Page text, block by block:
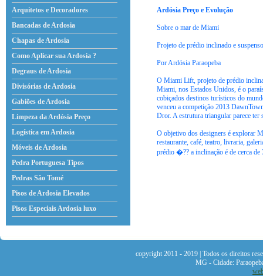
Arquitetos e Decoradores
Bancadas de Ardosia
Chapas de Ardosia
Como Aplicar sua Ardosia ?
Degraus de Ardosia
Divisórias de Ardosia
Gabiões de Ardosia
Limpeza da Ardósia Preço
Logística em Ardosia
Móveis de Ardosia
Pedra Portuguesa Tipos
Pedras São Tomé
Pisos de Ardosia Elevados
Pisos Especiais Ardosia luxo
Ardósia Preço e Evolução
Sobre o mar de Miami
Projeto de prédio inclinado e
Por Ardósia Paraopeba
O Miami Lift, projeto de prédio
Miami, nos Estados Unidos, é o
cobiçados destinos turísticos do
venceu a competição 2013
Dror. A estrutura triangular parece
O objetivo dos designers é explorar
restaurante, café, teatro, livraria,
prédio �?? a inclinação é de cerca de
copyright 2011 - 2019 | Todos os direitos
MG - Cidade: